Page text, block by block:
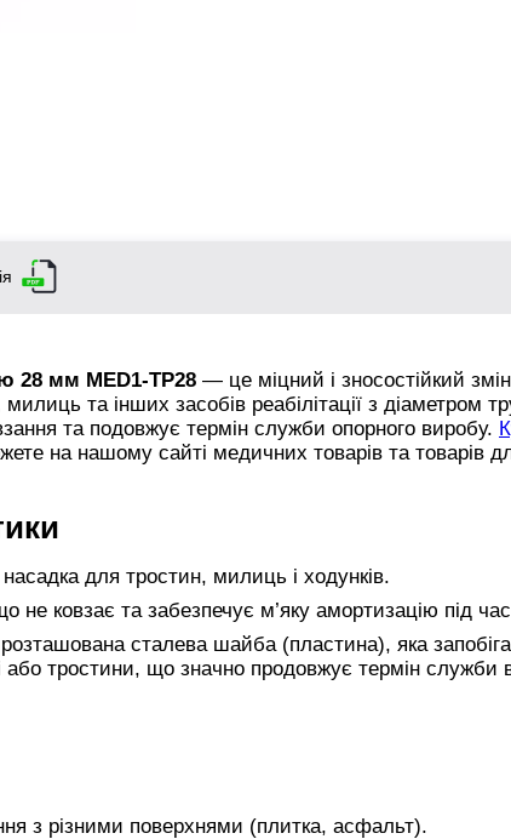
28 мм MED1-TP28 — це міцний і зносостійкий
та інших засобів реабілітації з діаметром
та подовжує термін служби опорного виробу.
на нашому сайті медичних товарів та товарів
для тростин, милиць і ходунків.
не ковзає та забезпечує м’яку амортизацію під
сталева шайба (пластина), яка
тростини, що значно продовжує термін служби
з різними поверхнями (плитка, асфальт).